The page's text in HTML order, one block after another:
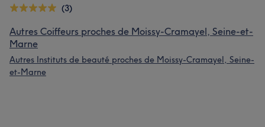
(3)
Autres Coiffeurs proches de Moissy-Cramayel, Seine-et-
Marne
Autres Instituts de beauté proches de Moissy-Cramayel, Seine-
et-Marne